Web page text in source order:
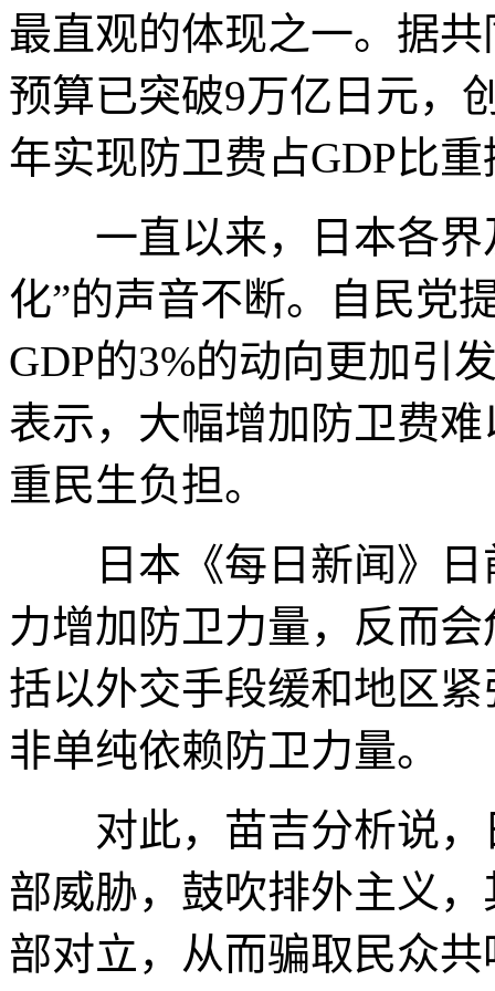
最直观的体现之一。据
预算已突破9万亿日元，
年实现防卫费占GDP比
一直以来，日本各界
化”的声音不断。自民党
GDP的3%的动向更加引
表示，大幅增加防卫费
重民生负担。
日本《每日新闻》日
力增加防卫力量，反而
括以外交手段缓和地区
非单纯依赖防卫力量。
对此，苗吉分析说，
部威胁，鼓吹排外主义
部对立，从而骗取民众